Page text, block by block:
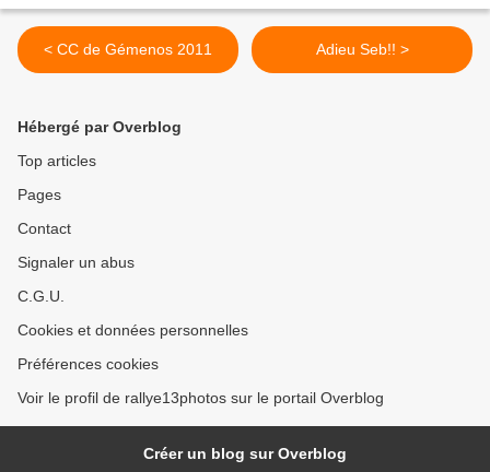
< CC de Gémenos 2011 Adieu Seb!! >
Hébergé par Overblog
Top articles
Pages
Contact
Signaler un abus
C.G.U.
Cookies et données personnelles
Préférences cookies
Voir le profil de rallye13photos sur le portail Overblog
Créer un blog sur Overblog